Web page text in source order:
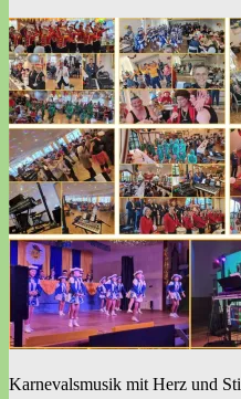
Karnevalsmusik mit Herz und